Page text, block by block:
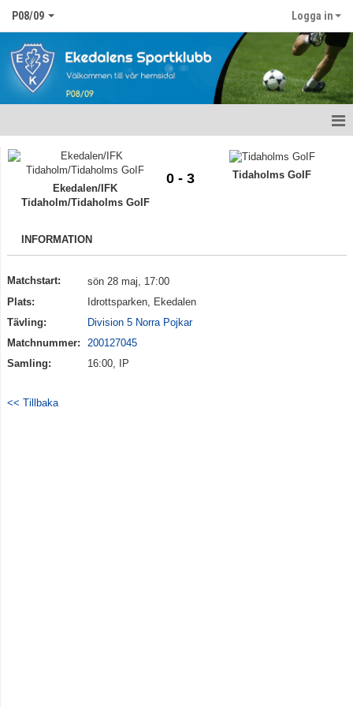
P08/09 Logga in
Hem
Truppen
Bildgalleri
Ekedalen/IFK
Tidaholm/Tidaholms GoIF
0 - 3 Tidaholms GoIF
INFORMATION
Matchstart:
sön 28 maj, 17:00
Plats:
Idrottsparken, Ekedalen
Tävling:
Division 5 Norra Pojkar
Matchnummer:
200127045
Samling:
16:00, IP
<< Tillbaka